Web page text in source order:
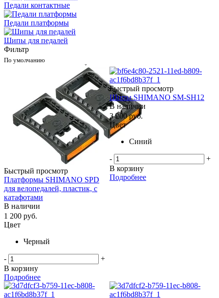
Педали контактные
Педали платформы
Шипы для педалей
Фильтр
По умолчанию
Быстрый просмотр
Платформы SHIMANO SPD
для велопедалей, пластик, с
катафотами
В наличии
1 200 руб.
Цвет
Черный
-
+
В корзину
Подробнее
Быстрый просмотр
Шипы SHIMANO SM-SH12
В наличии
3 200руб.
Цвет
Синий
-
+
В корзину
Подробнее